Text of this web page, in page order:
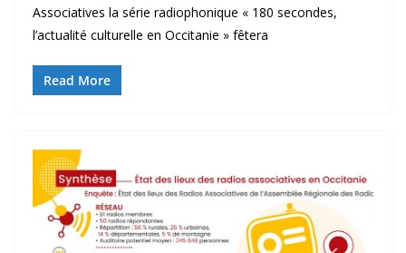
Associatives la série radiophonique « 180 secondes,
l’actualité culturelle en Occitanie » fêtera
Read More